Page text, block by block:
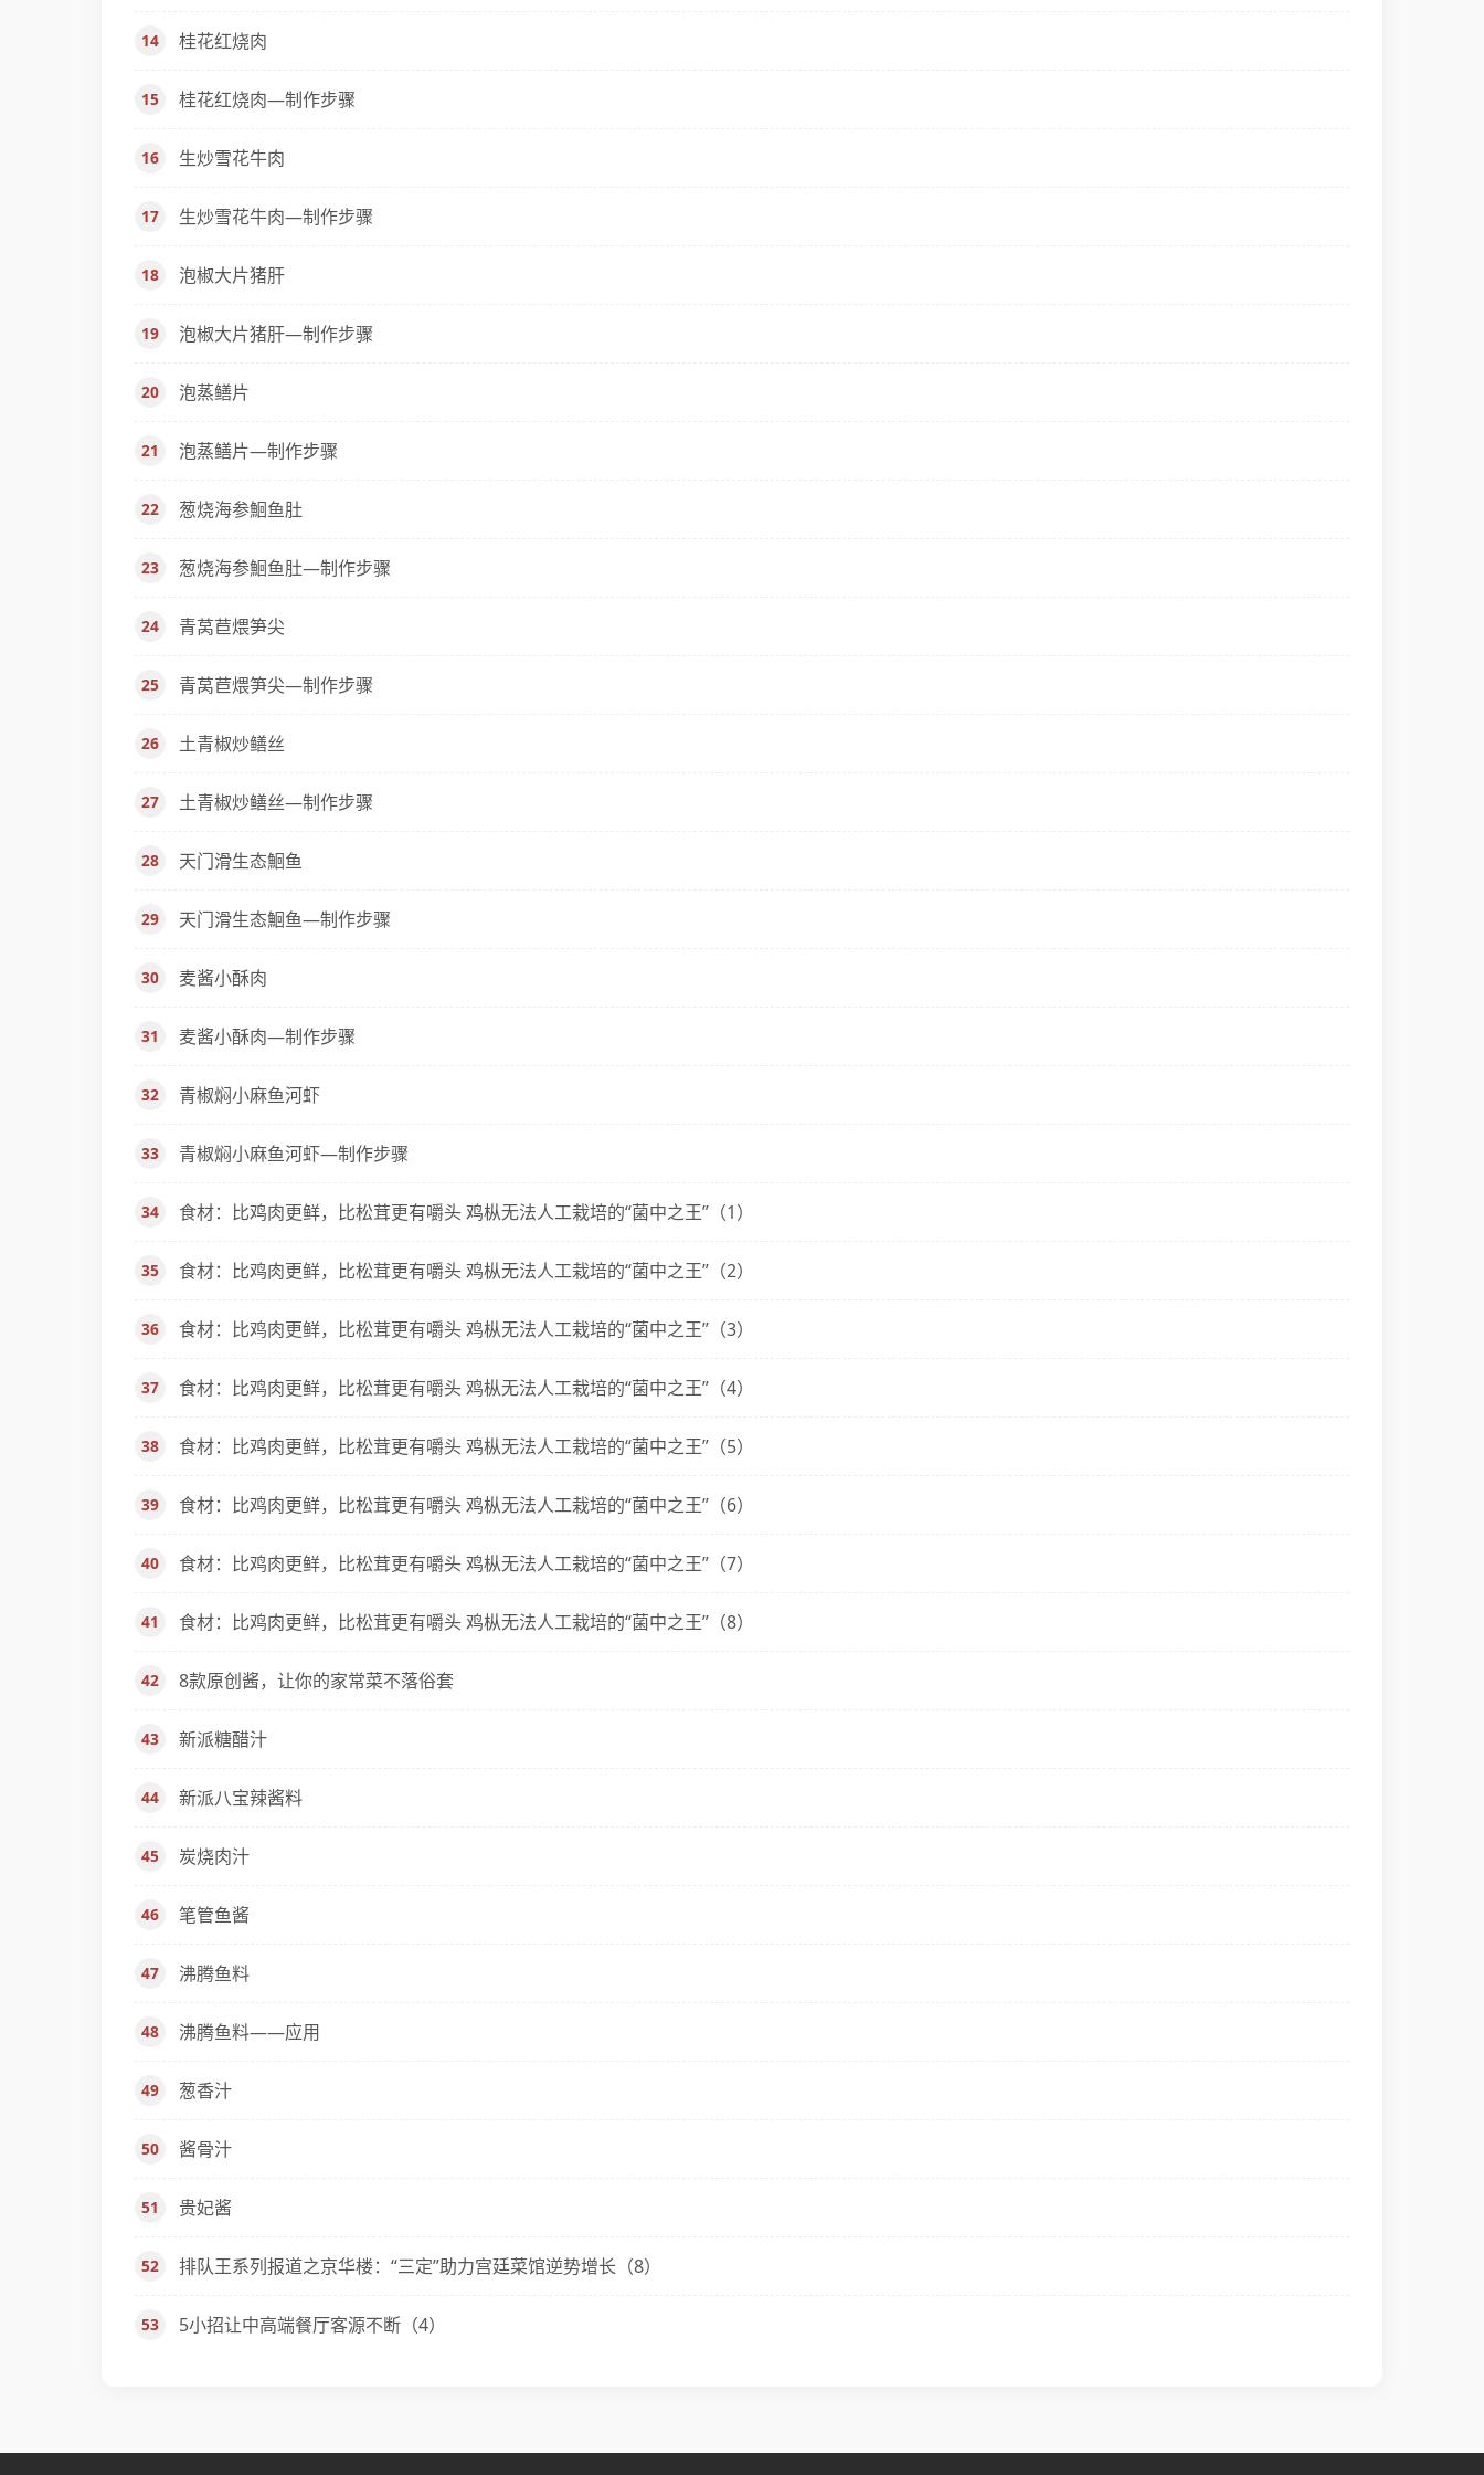
桂花红烧肉
桂花红烧肉—制作步骤
生炒雪花牛肉
生炒雪花牛肉—制作步骤
泡椒大片猪肝
泡椒大片猪肝—制作步骤
泡蒸鳝片
泡蒸鳝片—制作步骤
葱烧海参鮰鱼肚
葱烧海参鮰鱼肚—制作步骤
青莴苣煨笋尖
青莴苣煨笋尖—制作步骤
土青椒炒鳝丝
土青椒炒鳝丝—制作步骤
天门滑生态鮰鱼
天门滑生态鮰鱼—制作步骤
麦酱小酥肉
麦酱小酥肉—制作步骤
青椒焖小麻鱼河虾
青椒焖小麻鱼河虾—制作步骤
食材：比鸡肉更鲜，比松茸更有嚼头 鸡枞无法人工栽培的“菌中之王”（1）
食材：比鸡肉更鲜，比松茸更有嚼头 鸡枞无法人工栽培的“菌中之王”（2）
食材：比鸡肉更鲜，比松茸更有嚼头 鸡枞无法人工栽培的“菌中之王”（3）
食材：比鸡肉更鲜，比松茸更有嚼头 鸡枞无法人工栽培的“菌中之王”（4）
食材：比鸡肉更鲜，比松茸更有嚼头 鸡枞无法人工栽培的“菌中之王”（5）
食材：比鸡肉更鲜，比松茸更有嚼头 鸡枞无法人工栽培的“菌中之王”（6）
食材：比鸡肉更鲜，比松茸更有嚼头 鸡枞无法人工栽培的“菌中之王”（7）
食材：比鸡肉更鲜，比松茸更有嚼头 鸡枞无法人工栽培的“菌中之王”（8）
8款原创酱，让你的家常菜不落俗套
新派糖醋汁
新派八宝辣酱料
炭烧肉汁
笔管鱼酱
沸腾鱼料
沸腾鱼料——应用
葱香汁
酱骨汁
贵妃酱
排队王系列报道之京华楼：“三定”助力宫廷菜馆逆势增长（8）
5小招让中高端餐厅客源不断（4）